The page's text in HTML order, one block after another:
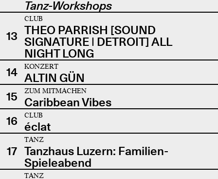
Tanz-Workshops
13
CLUB
THEO PARRISH [SOUND
SIGNATURE | DETROIT] ALL
NIGHT LONG
14
KONZERT
ALTIN GÜN
15
ZUM MITMACHEN
Caribbean Vibes
16
CLUB
éclat
17
TANZ
Tanzhaus Luzern: Familien-
Spieleabend
TANZ